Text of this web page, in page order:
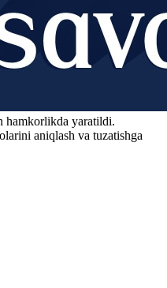
hamkorlikda yaratildi.
aniqlash va tuzatishga